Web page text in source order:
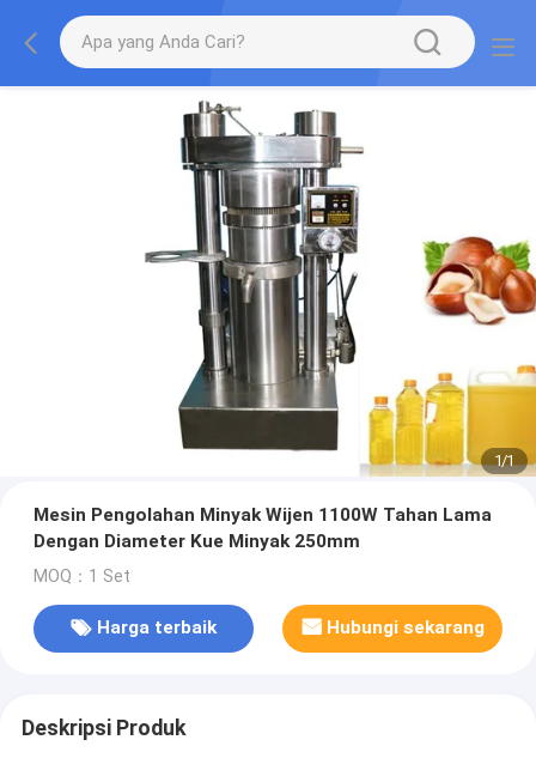
1/1
Mesin Pengolahan Minyak Wijen 1100W Tahan Lama
Dengan Diameter Kue Minyak 250mm
MOQ：1 Set
Harga terbaik Hubungi sekarang
Deskripsi Produk